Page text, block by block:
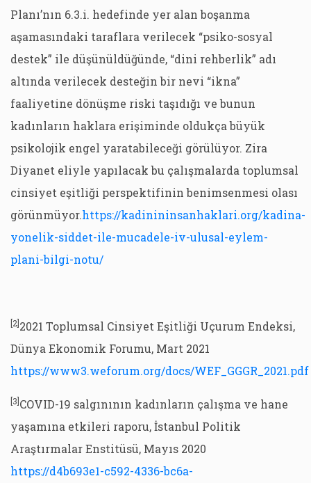
Planı’nın 6.3.i. hedefinde yer alan boşanma
aşamasındaki taraflara verilecek “psiko-sosyal
destek” ile düşünüldüğünde, “dini rehberlik” adı
altında verilecek desteğin bir nevi “ikna”
faaliyetine dönüşme riski taşıdığı ve bunun
kadınların haklara erişiminde oldukça büyük
psikolojik engel yaratabileceği görülüyor. Zira
Diyanet eliyle yapılacak bu çalışmalarda toplumsal
cinsiyet eşitliği perspektifinin benimsenmesi olası
görünmüyor.https://kadinininsanhaklari.org/kadina-
yonelik-siddet-ile-mucadele-iv-ulusal-eylem-
plani-bilgi-notu/
[2]2021 Toplumsal Cinsiyet Eşitliği Uçurum Endeksi,
Dünya Ekonomik Forumu, Mart 2021
https://www3.weforum.org/docs/WEF_GGGR_2021.pdf
[3]COVID-19 salgınının kadınların çalışma ve hane
yaşamına etkileri raporu, İstanbul Politik
Araştırmalar Enstitüsü, Mayıs 2020
https://d4b693e1-c592-4336-bc6a-